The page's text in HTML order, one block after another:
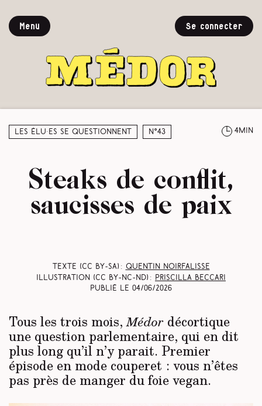
Menu Se connecter
Les élu·es se questionnent N°43 4min
Steaks de conflit,
saucisses de paix
Texte (CC BY-SA) : Quentin Noirfalisse
Illustration (CC BY-NC-ND) :
Priscilla Beccari
Publié le 04/06/2026
Tous les trois mois,Médor décortique
une question parlementaire, qui en dit
plus long qu’il n’y parait. Premier
épisode en mode couperet : vous n’êtes
pas près de manger du foie vegan.